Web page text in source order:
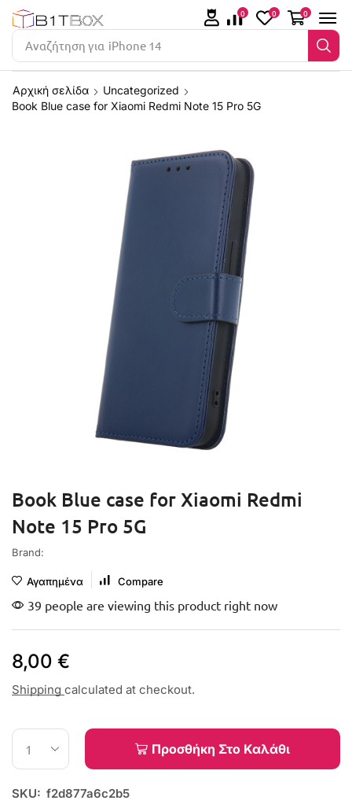
Αναζήτηση για iPhone 14
0 0 0
Αρχική σελίδα
Uncategorized
Book Blue case for Xiaomi Redmi Note 15 Pro 5G
Book Blue case for Xiaomi Redmi
Note 15 Pro 5G
Brand:
Αγαπημένα Compare
39 people are viewing this product right now
8,00 €
Shipping calculated at checkout.
Προσθήκη Στο Καλάθι
SKU: f2d877a6c2b5